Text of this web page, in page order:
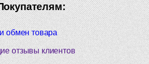
обмен товара
отзывы клиентов